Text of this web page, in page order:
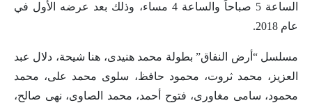
الساعة 5 صباحاً والساعة 4 مساء، وذلك بعد عرضه الأول في
عام 2018.
مسلسل “أرض النفاق” بطولة محمد هنيدى، هنا شيحة، دلال عبد
العزيز، محمد ثروت، محمود حافظ، سلوى محمد على، محمد
محمود، سامى مغاورى، فتوح أحمد، محمد الصاوى، نهى صالح،